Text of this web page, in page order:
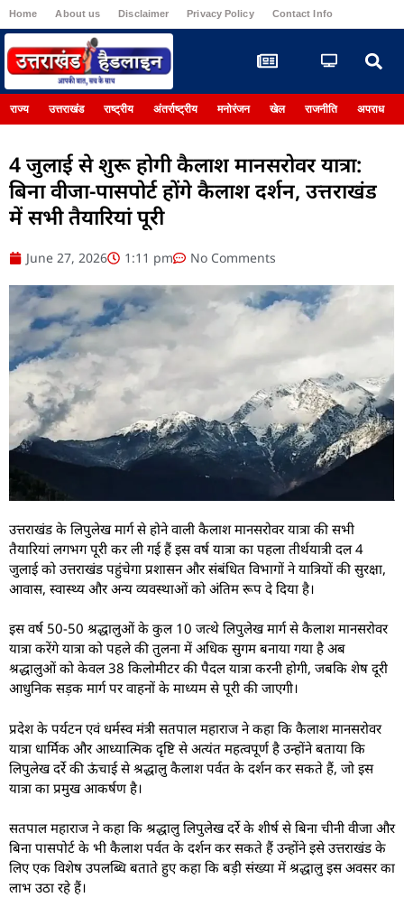
Home About us Disclaimer Privacy Policy Contact Info
राज्य उत्तराखंड राष्ट्रीय अंतर्राष्ट्रीय मनोरंजन खेल राजनीति अपराध
4 जुलाई से शुरू होगी कैलाश मानसरोवर यात्रा:
बिना वीजा-पासपोर्ट होंगे कैलाश दर्शन, उत्तराखंड
में सभी तैयारियां पूरी
June 27, 2026 1:11 pm No Comments
उत्तराखंड के लिपुलेख मार्ग से होने वाली कैलाश मानसरोवर यात्रा की सभी
तैयारियां लगभग पूरी कर ली गई हैं इस वर्ष यात्रा का पहला तीर्थयात्री दल 4
जुलाई को उत्तराखंड पहुंचेगा प्रशासन और संबंधित विभागों ने यात्रियों की सुरक्षा,
आवास, स्वास्थ्य और अन्य व्यवस्थाओं को अंतिम रूप दे दिया है।
इस वर्ष 50-50 श्रद्धालुओं के कुल 10 जत्थे लिपुलेख मार्ग से कैलाश मानसरोवर
यात्रा करेंगे यात्रा को पहले की तुलना में अधिक सुगम बनाया गया है अब
श्रद्धालुओं को केवल 38 किलोमीटर की पैदल यात्रा करनी होगी, जबकि शेष दूरी
आधुनिक सड़क मार्ग पर वाहनों के माध्यम से पूरी की जाएगी।
प्रदेश के पर्यटन एवं धर्मस्व मंत्री सतपाल महाराज ने कहा कि कैलाश मानसरोवर
यात्रा धार्मिक और आध्यात्मिक दृष्टि से अत्यंत महत्वपूर्ण है उन्होंने बताया कि
लिपुलेख दर्रे की ऊंचाई से श्रद्धालु कैलाश पर्वत के दर्शन कर सकते हैं, जो इस
यात्रा का प्रमुख आकर्षण है।
सतपाल महाराज ने कहा कि श्रद्धालु लिपुलेख दर्रे के शीर्ष से बिना चीनी वीजा और
बिना पासपोर्ट के भी कैलाश पर्वत के दर्शन कर सकते हैं उन्होंने इसे उत्तराखंड के
लिए एक विशेष उपलब्धि बताते हुए कहा कि बड़ी संख्या में श्रद्धालु इस अवसर का
लाभ उठा रहे हैं।